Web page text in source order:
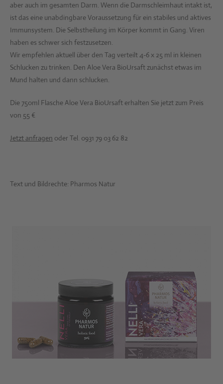
aber auch im gesamten Darm. Wenn die Darmschleimhaut intakt ist,
ist das eine unabdingbare Voraussetzung für ein stabiles und aktives
Immunsystem. Die Selbstheilung im Körper kommt in Gang. Viren
haben es schwer sich festzusetzen.
Wir empfehlen aktuell über den Tag verteilt 4-6 x 25 ml in kleinen
Schlucken zu trinken. Den Aloe Vera BioUrsaft zunächst etwas im
Mund halten und dann schlucken.
Die 750ml Flasche Aloe Vera BioUrsaft erhalten Sie jetzt zum Preis
von 55 €
Jetzt anfragen oder Tel. 0931 79 03 62 82
Text und Bildrechte: Pharmos Natur